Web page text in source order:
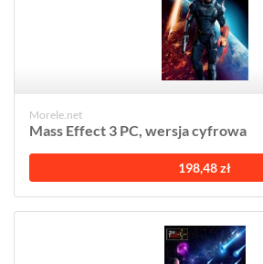
Morele.net
Mass Effect 3 PC, wersja cyfrowa
198,48 zł